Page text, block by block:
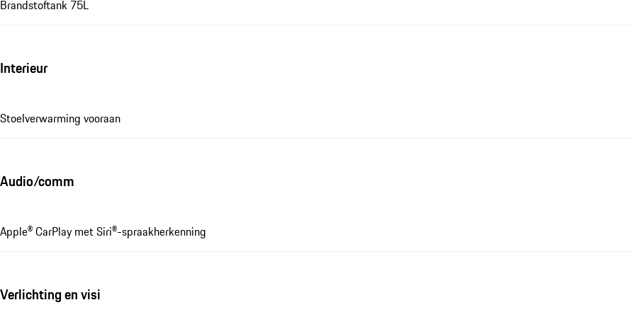
Brandstoftank 75L
Interieur
Stoelverwarming vooraan
Audio/comm
Apple® CarPlay met Siri®-spraakherkenning
Verlichting en visi